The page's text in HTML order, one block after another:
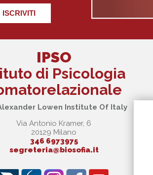
ISCRIVITI
IPSO
di Psicologia
Lowen Institute Of Italy
Via Antonio Kramer, 6
20129 Milano
346 6973975
segreteria@biosofia.it